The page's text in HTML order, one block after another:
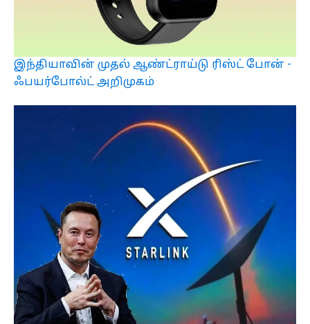
இந்தியாவின் முதல் ஆண்ட்ராய்டு ரிஸ்ட் போன் -
ஃபயர்போல்ட் அறிமுகம்